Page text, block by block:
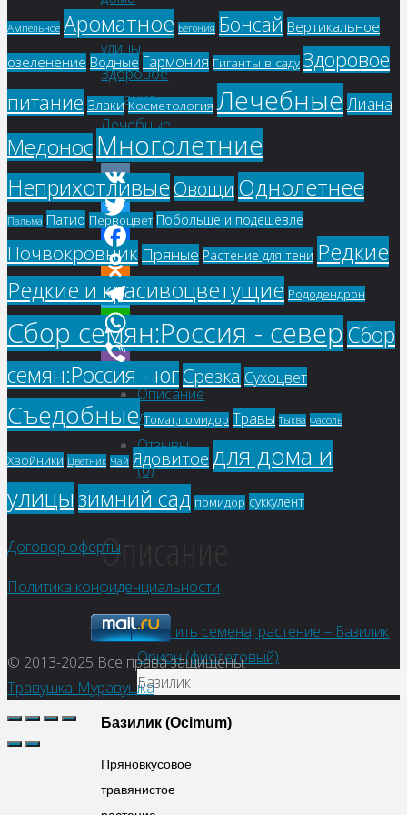
и
улицы,
Здоровое
питание,
Лечебные,
Пряные
VK
Twitter
Facebook
Odnoklassniki
Telegram
WhatsApp
Viber
Описание
Детали
Отзывы
(0)
Описание
Базилик
Базилик(Ocimum)
Пряновкусовое
травянистое
Ампельное Ароматное Бегония Бонсай Вертикальное
озеленение Водные Гармония Гиганты в саду Здоровое
питание Злаки Косметология Лечебные Лиана
МедоносМноголетние
Неприхотливые Овощи Однолетнее
Пальма Патио Первоцвет Побольше и подешевле
Почвокровник Пряные Растение для тени Редкие
Редкие и красивоцветущие Рододендрон
Сбор семян:Россия - северСбор
семян:Россия - югСрезка Сухоцвет
Съедобные Томат,помидор Травы Тыква Фасоль
Хвойники Цветник Чай Ядовитое для дома и
улицызимний сад помидор суккулент
Договор оферты
Политика конфиденциальности
© 2013-2025 Все права защищены.
Травушка-Муравушка